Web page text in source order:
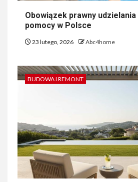
Obowiązek prawny
pomocy w Polsce
23 lutego, 2026 Abc4home
BUDOWA I REMONT